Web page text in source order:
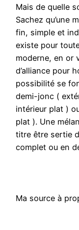
Mais de quelle
Sachez qu’une
fin, simple et
existe pour
moderne, en or
d’alliance pour
possibilité se
demi-jonc (
intérieur plat )
plat ). Une
titre être sertie
complet ou en
Ma source à